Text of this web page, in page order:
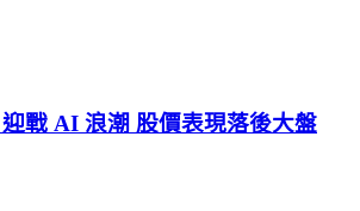
戰 AI 浪潮 股價表現落後大盤